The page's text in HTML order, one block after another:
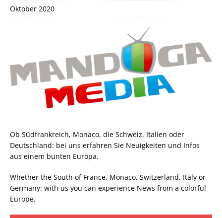
Oktober 2020
Ob Südfrankreich, Monaco, die Schweiz, Italien oder
Deutschland: bei uns erfahren Sie Neuigkeiten und Infos
aus einem bunten Europa.
Whether the South of France, Monaco, Switzerland, Italy or
Germany: with us you can experience News from a colorful
Europe.